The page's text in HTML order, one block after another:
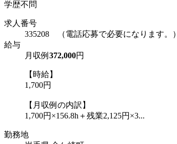
学歴不問
求人番号
335208 （電話応募で必要になります。）
給与
月収例 372,000円
【時給】
1,700円
【月収例の内訳】
1,700円×156.8h＋残業2,125円×3...
勤務地